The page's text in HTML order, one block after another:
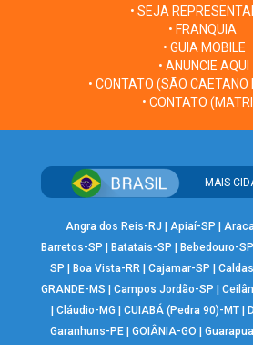
• SEJA
• FRANQUIA
• GUIA MOBILE
• ANUNCIE AQUI
• CONTATO (SÃO CAETANO
• CONTATO
MAIS
Angra dos Reis-RJ Apiaí-SP
Barretos-SP
Batatais-SP Bebedouro-SP
SP
Boa Vista-RR |Cajamar-SP |
GRANDE-MS
Campos Jordão-SP
Cláudio-MG CUIABÁ (Pedra 90)-MT|
Garanhuns-PE |GOIÂNIA-GO |